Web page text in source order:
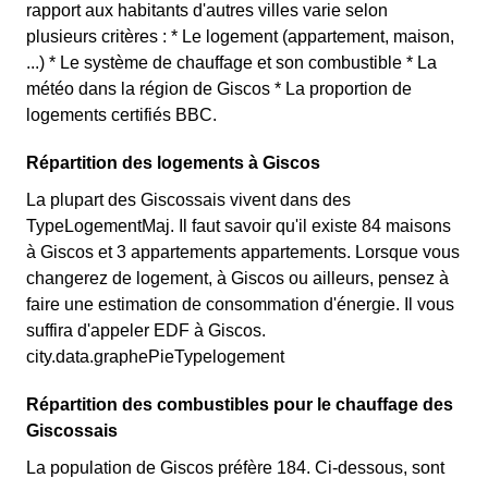
rapport aux habitants d'autres villes varie selon
plusieurs critères : * Le logement (appartement, maison,
...) * Le système de chauffage et son combustible * La
météo dans la région de Giscos * La proportion de
logements certifiés BBC.
Répartition des logements à Giscos
La plupart des Giscossais vivent dans des
TypeLogementMaj. Il faut savoir qu'il existe 84 maisons
à Giscos et 3 appartements appartements. Lorsque vous
changerez de logement, à Giscos ou ailleurs, pensez à
faire une estimation de consommation d'énergie. Il vous
suffira d'appeler EDF à Giscos.
city.data.graphePieTypelogement
Répartition des combustibles pour le chauffage des
Giscossais
La population de Giscos préfère 184. Ci-dessous, sont